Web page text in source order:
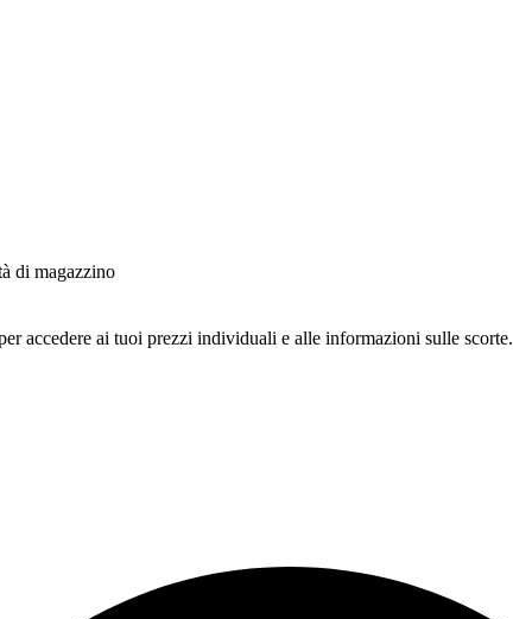
di magazzino
accedere ai tuoi prezzi individuali e alle informazioni sulle scorte.